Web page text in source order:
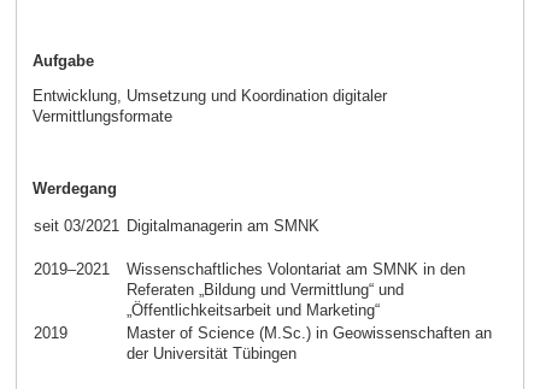
Aufgabe
Entwicklung, Umsetzung und Koordination digitaler
Vermittlungsformate
Werdegang
seit 03/2021 Digitalmanagerin am SMNK
2019–2021
Wissenschaftliches Volontariat am SMNK in den
Referaten „Bildung und Vermittlung“ und
„Öffentlichkeitsarbeit und Marketing“
2019
Master of Science (M.Sc.) in Geowissenschaften an
der Universität Tübingen